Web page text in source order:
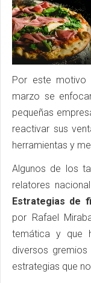
Por este motivo
marzo se
pequeñas
reactivar sus
herramientas y
Algunos de los
relatores
Estrategias de
por Rafael
temática y que
diversos
estrategias que